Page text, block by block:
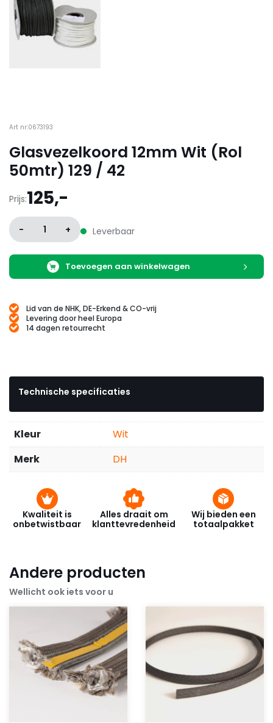
Art nr:0673193
Glasvezelkoord 12mm Wit (Rol
50mtr) 129 / 42
Prijs:125,-
- 1 + Leverbaar
Toevoegen aan winkelwagen
Lid van de NHK, DE-Erkend & CO-vrij
Levering door heel Europa
14 dagen retourrecht
Technische specificaties
Kleur
Wit
Merk
DH
Kwaliteit is
onbetwistbaar
Alles draait om
klanttevredenheid
Wij bieden een
totaalpakket
Andere producten
Wellicht ook iets voor u